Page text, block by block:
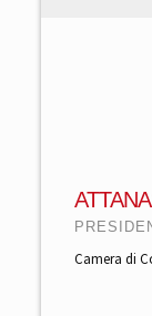
Camera di